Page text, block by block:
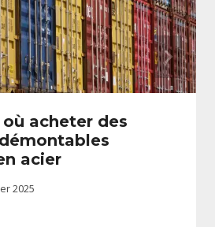
acheter des
acier
2025